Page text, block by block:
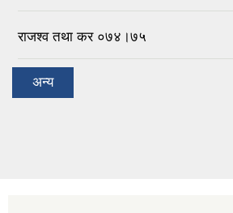
राजश्व तथा कर ०७४।७५
अन्य